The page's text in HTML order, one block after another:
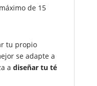
de 15
tu propio
se adapte a
a diseñar tu té